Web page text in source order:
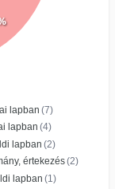
lapban (7)
lapban (4)
lapban (2)
értekezés(2)
lapban (1)